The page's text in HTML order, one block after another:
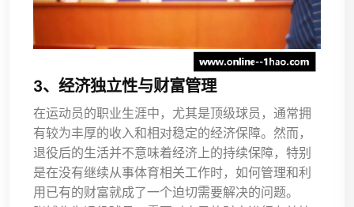
3、经济独立性与财富管理
在运动员的职业生涯中，尤其是顶级球员，通常拥
有较为丰厚的收入和相对稳定的经济保障。然而，
退役后的生活并不意味着经济上的持续保障，特别
是在没有继续从事体育相关工作时，如何管理和利
用已有的财富就成了一个迫切需要解决的问题。